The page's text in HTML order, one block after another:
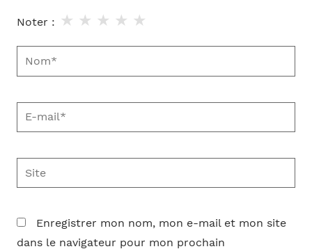
Noter : ★
★
★
★
★
Nom*
E-
mail*
Site
Enregistrer mon nom, mon e-mail et mon site
dans le navigateur pour mon prochain